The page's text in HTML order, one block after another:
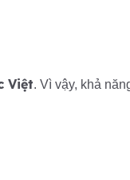
Việt. Vì vậy, khả